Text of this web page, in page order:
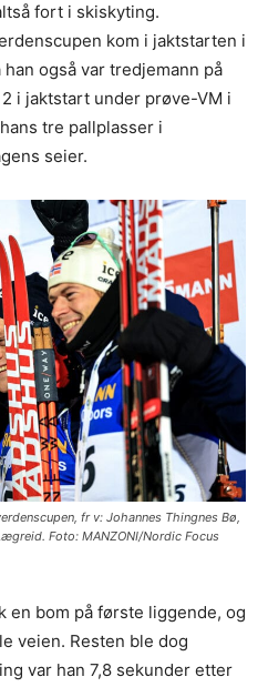
fort i skiskyting.
kom i jaktstarten i
også var tredjemann på
i jaktstart under prøve-VM i
tre pallplasser i
seier.
fr v: Johannes Thingnes Bø,
Foto: MANZONI/Nordic Focus
en bom på første liggende, og
veien. Resten ble dog
var han 7,8 sekunder etter